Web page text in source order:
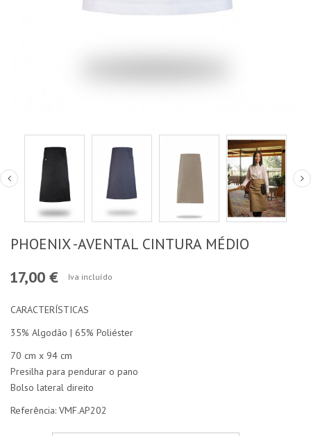
PHOENIX -AVENTAL CINTURA MÉDIO
17,00 €
Iva incluído
CARACTERÍSTICAS
35% Algodão | 65% Poliéster
70 cm x 94 cm
Presilha para pendurar o pano
Bolso lateral direito
Referência: VMF.AP202